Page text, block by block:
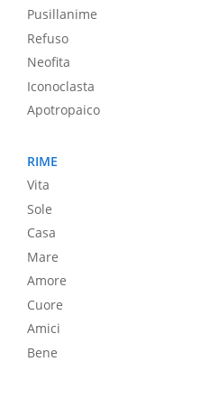
Pusillanime
Refuso
Neofita
Iconoclasta
Apotropaico
RIME
Vita
Sole
Casa
Mare
Amore
Cuore
Amici
Bene